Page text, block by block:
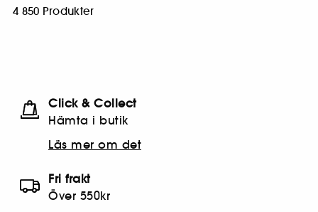
4 850 Produkter
Click & Collect
Hämta i butik​
Läs mer om det
Fri frakt
Över 550kr